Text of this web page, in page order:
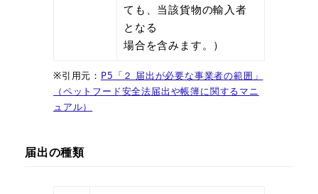
ても、当該貨物の輸入者
となる
場合を含みます。）
※引用元： P5「２ 届出が必要な事業者の範囲」
（ペットフード安全法届出や帳簿に関するマニ
ュアル）
届出の種類